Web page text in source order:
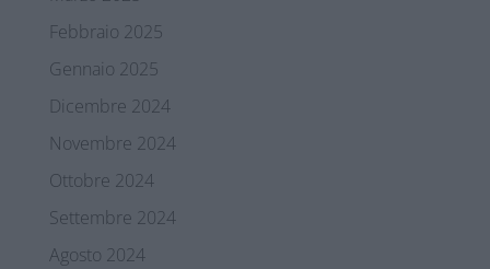
Febbraio 2025
Gennaio 2025
Dicembre 2024
Novembre 2024
Ottobre 2024
Settembre 2024
Agosto 2024